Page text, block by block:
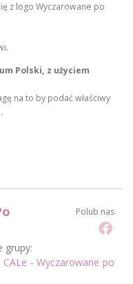
z logo Wyczarowane po
Polski, z użyciem
na to by podać właściwy
Polub nas
grupy:
CALe - Wyczarowane po